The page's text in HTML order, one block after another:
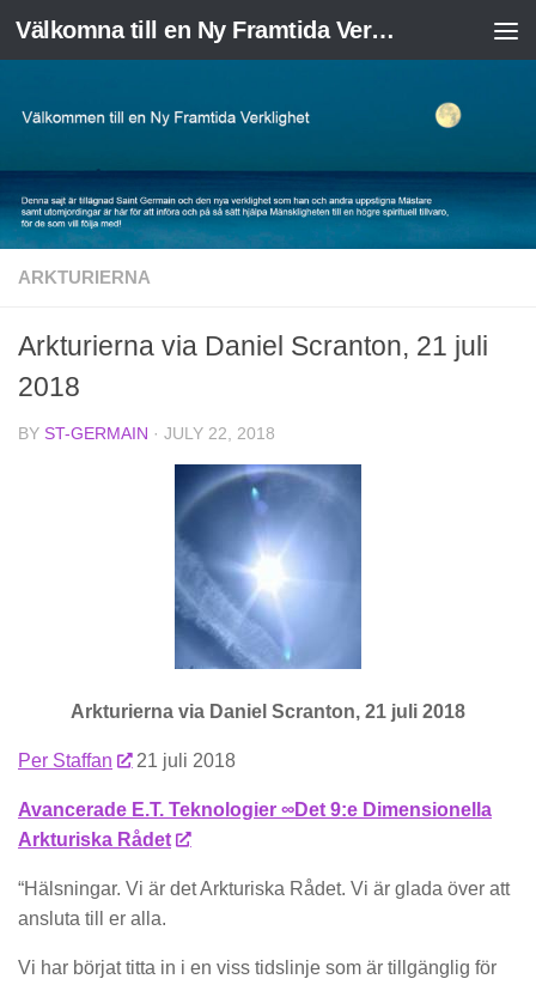
Skip to content Välkomna till en Ny Framtida Verklighet
ARKTURIERNA
Arkturierna via Daniel Scranton, 21 juli
2018
BY ST-GERMAIN · JULY 22, 2018
Arkturierna via Daniel Scranton, 21 juli 2018
Per Staffan 21 juli 2018
Avancerade E.T. Teknologier ∞Det 9:e Dimensionella
Arkturiska Rådet
“Hälsningar. Vi är det Arkturiska Rådet. Vi är glada över att
ansluta till er alla.
Vi har börjat titta in i en viss tidslinje som är tillgänglig för